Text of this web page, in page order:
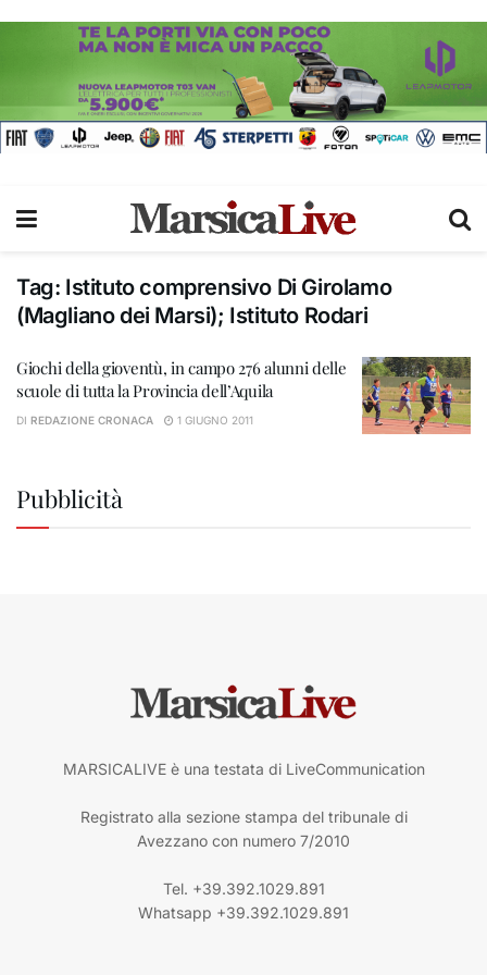
Tag: Istituto comprensivo Di Girolamo
(Magliano dei Marsi); Istituto Rodari
Giochi della gioventù, in campo 276 alunni delle
scuole di tutta la Provincia dell’Aquila
DI REDAZIONE CRONACA 1 GIUGNO 2011
Pubblicità
MARSICALIVE è una testata di LiveCommunication
Registrato alla sezione stampa del tribunale di
Avezzano con numero 7/2010
Tel. +39.392.1029.891
Whatsapp +39.392.1029.891